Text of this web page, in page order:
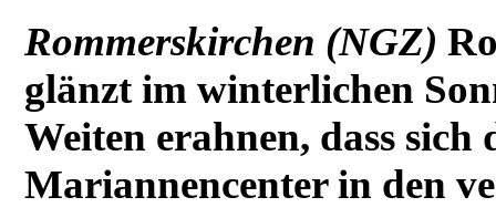
Rommerskirchen (NGZ)
glänzt im winterlichen
Weiten erahnen, dass
Mariannencenter in den